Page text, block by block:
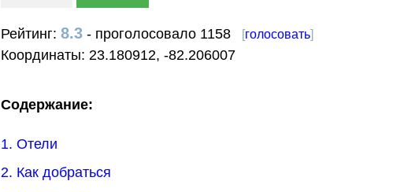
Рейтинг: 8.3- проголосовало 1158 [голосовать]
Координаты: 23.180912, -82.206007
Содержание:
1. Отели
2. Как добраться